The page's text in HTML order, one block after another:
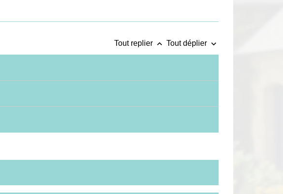
Tout replier keyboard_arrow_up Tout déplier keyboard_arrow_down